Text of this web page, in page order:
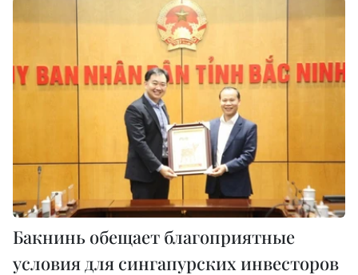
Бакнинь обещает благоприятные
условия для сингапурских инвесторов